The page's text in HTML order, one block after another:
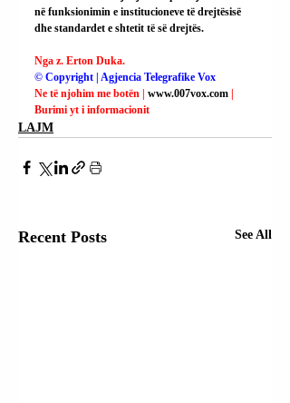
në funksionimin e institucioneve të drejtësisë
dhe standardet e shtetit të së drejtës.
Nga z. Erton Duka.
© Copyright | Agjencia Telegrafike Vox
Ne të njohim me botën | www.007vox.com |
Burimi yt i informacionit
LAJM
Recent Posts See All